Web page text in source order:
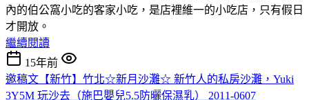
內的伯公窩小吃的客家小吃，是店裡維一的小吃店，只有假日
才開放。
繼續閱讀
15年前
邀稿文【新竹】竹北☆新月沙灘☆ 新竹人的私房沙灘，Yuki
3Y5M 玩沙去（施巴嬰兒5.5防曬保濕乳） 2011-0607